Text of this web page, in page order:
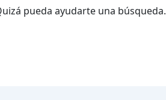
pueda ayudarte una búsqueda.